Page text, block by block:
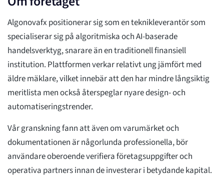
Algonovafx positionerar sig som en teknikleverantör som
specialiserar sig på algoritmiska och AI-baserade
handelsverktyg, snarare än en traditionell finansiell
institution. Plattformen verkar relativt ung jämfört med
äldre mäklare, vilket innebär att den har mindre långsiktig
meritlista men också återspeglar nyare design- och
automatiseringstrender.
Vår granskning fann att även om varumärket och
dokumentationen är någorlunda professionella, bör
användare oberoende verifiera företagsuppgifter och
operativa partners innan de investerar i betydande kapital.